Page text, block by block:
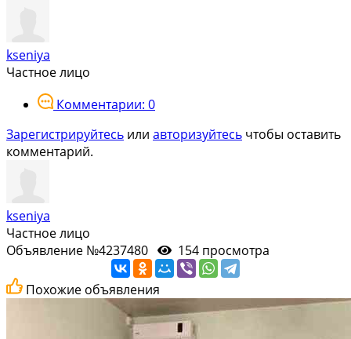
kseniya
Частное лицо
Комментарии: 0
Зарегистрируйтесь или авторизуйтесь чтобы оставить
комментарий.
kseniya
Частное лицо
Объявление №4237480
154 просмотра
Похожие объявления